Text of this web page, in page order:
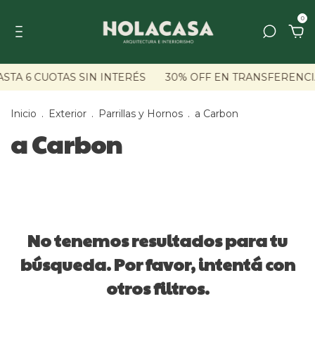
0
6 CUOTAS SIN INTERÉS 30% OFF EN
Inicio . Exterior . Parrillas y Hornos . a Carbon
a Carbon
No tenemos resultados para tu
búsqueda. Por favor, intentá con
otros filtros.